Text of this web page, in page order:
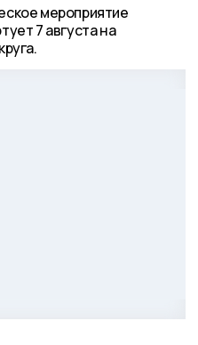
мероприятие
7 августа на